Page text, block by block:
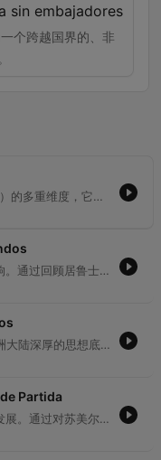
sin embajadores
个跨越国界的、非
本集节目探讨了丝绸之路（Ruta de la Seda）的多重维度，它不仅是一条经济贸易路线，更是一个连接中国、中亚、波斯、印度、阿拉伯、希腊、罗马等文明的文化纽带。通过对撒马尔罕和布哈拉等历史节点的描述，节目展现了外交官、战略家与商人如何在贸易中进行无声的文化交流与外交斡旋。 除了商品与思想的流动，节目也揭示了丝绸之路作为疾病传播路径的一面。丝绸之路被喻为一所“没有教室的学校”和“没有围墙的大学”，其遗产至今仍体现在我们的纺织品、香料以及语言之中。
本集节目探讨了波斯文明的历史及其深远影响。通过回顾居鲁士大帝征服巴比伦以及《赛鲁斯圆柱》作为早期人权宣言的意义，节目展示了波斯如何不仅作为一个帝国存在，更作为一个连接不同世界的纽带。内容涵盖了琐罗亚斯德教的影响、波斯语在文学艺术中的地位，以及波斯文明在征服与连接之间的独特哲学。
本集节目由 Viva Estudios 制作，探讨了亚洲大陆深厚的思想底蕴。通过对印度教、佛教和儒家思想这三大核心思想流派的考察，节目展示了这些古老智慧如何跨越千年，在现代社会的日常生活、治理方式及精神信仰中持续发挥影响力。内容涵盖了这些思想从起源到传播的过程，以及它们如何在不同地域进行演变与适应。
Partida
本集节目探讨了美索不达米亚文明的起源与发展。通过对苏美尔人、阿卡德人、亚述人和巴比伦人的历史梳理，介绍了两河流域（底格里斯河与幼发拉底河）作为文明摇篮的重要性。节目重点提及了巴比伦国王汉谟拉比制定的法律体系，以及该地区农业、手工业与城市化进程的演变。